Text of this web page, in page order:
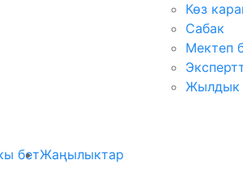
Көз
Сабак
Мектеп
Жылдык
бетЖаңылыктар